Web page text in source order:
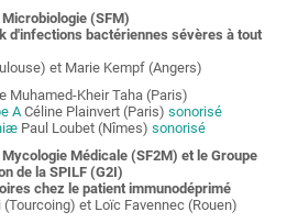
(SFM)
d'infections bactériennes sévères à tout
et Marie Kempf (Angers)
Muhamed-Kheir Taha (Paris)
ACéline Plainvert (Paris) sonorisé
Paul Loubet (Nîmes) sonorisé
Médicale (SF2M) et le Groupe
de la SPILF (G2I)
chez le patient immunodéprimé
et Loïc Favennec (Rouen)